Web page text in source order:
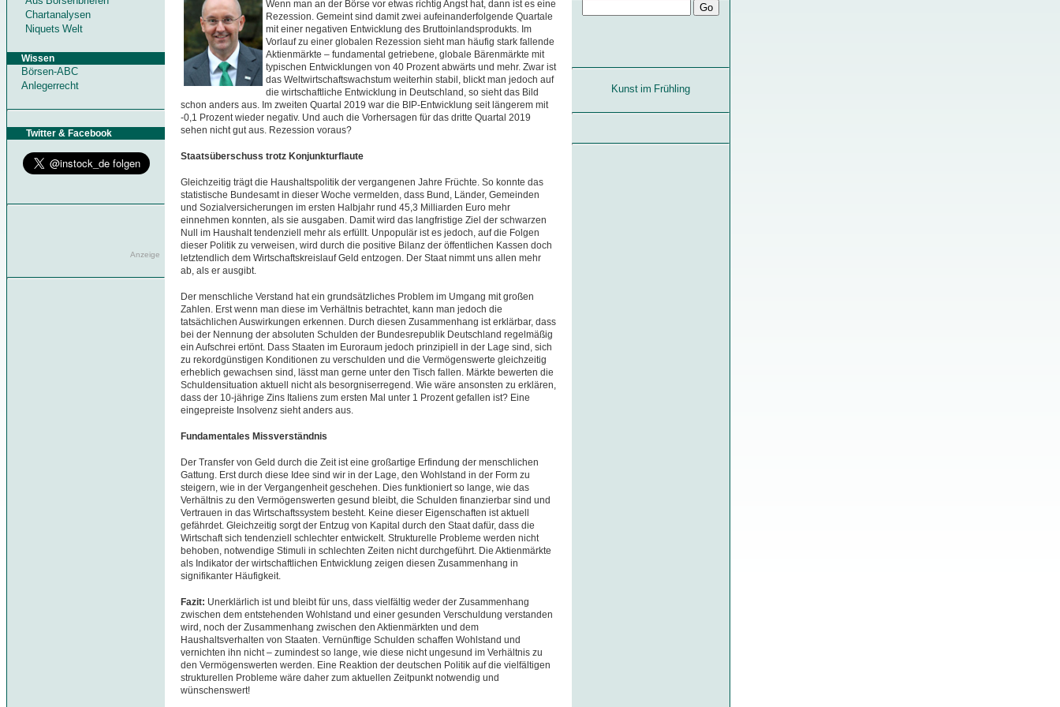
Chartanalysen
Niquets Welt
Wissen
Börsen-ABC
Anlegerrecht
Twitter & Facebook
Anzeige
Kunst im Frühling
Wenn man an der Börse vor etwas richtig Angst hat, dann ist es eine
Rezession. Gemeint sind damit zwei aufeinanderfolgende Quartale
mit einer negativen Entwicklung des Bruttoinlandsprodukts. Im
Vorlauf zu einer globalen Rezession sieht man häufig stark fallende
Aktienmärkte – fundamental getriebene, globale Bärenmärkte mit
typischen Entwicklungen von 40 Prozent abwärts und mehr. Zwar ist
das Weltwirtschaftswachstum weiterhin stabil, blickt man jedoch auf
die wirtschaftliche Entwicklung in Deutschland, so sieht das Bild
schon anders aus. Im zweiten Quartal 2019 war die BIP-Entwicklung seit längerem mit
-0,1 Prozent wieder negativ. Und auch die Vorhersagen für das dritte Quartal 2019
sehen nicht gut aus. Rezession voraus?
Staatsüberschuss trotz Konjunkturflaute
Gleichzeitig trägt die Haushaltspolitik der vergangenen Jahre Früchte. So konnte das
statistische Bundesamt in dieser Woche vermelden, dass Bund, Länder, Gemeinden
und Sozialversicherungen im ersten Halbjahr rund 45,3 Milliarden Euro mehr
einnehmen konnten, als sie ausgaben. Damit wird das langfristige Ziel der schwarzen
Null im Haushalt tendenziell mehr als erfüllt. Unpopulär ist es jedoch, auf die Folgen
dieser Politik zu verweisen, wird durch die positive Bilanz der öffentlichen Kassen doch
letztendlich dem Wirtschaftskreislauf Geld entzogen. Der Staat nimmt uns allen mehr
ab, als er ausgibt.
Der menschliche Verstand hat ein grundsätzliches Problem im Umgang mit großen
Zahlen. Erst wenn man diese im Verhältnis betrachtet, kann man jedoch die
tatsächlichen Auswirkungen erkennen. Durch diesen Zusammenhang ist erklärbar, dass
bei der Nennung der absoluten Schulden der Bundesrepublik Deutschland regelmäßig
ein Aufschrei ertönt. Dass Staaten im Euroraum jedoch prinzipiell in der Lage sind, sich
zu rekordgünstigen Konditionen zu verschulden und die Vermögenswerte gleichzeitig
erheblich gewachsen sind, lässt man gerne unter den Tisch fallen. Märkte bewerten die
Schuldensituation aktuell nicht als besorgniserregend. Wie wäre ansonsten zu erklären,
dass der 10-jährige Zins Italiens zum ersten Mal unter 1 Prozent gefallen ist? Eine
eingepreiste Insolvenz sieht anders aus.
Fundamentales Missverständnis
Der Transfer von Geld durch die Zeit ist eine großartige Erfindung der menschlichen
Gattung. Erst durch diese Idee sind wir in der Lage, den Wohlstand in der Form zu
steigern, wie in der Vergangenheit geschehen. Dies funktioniert so lange, wie das
Verhältnis zu den Vermögenswerten gesund bleibt, die Schulden finanzierbar sind und
Vertrauen in das Wirtschaftssystem besteht. Keine dieser Eigenschaften ist aktuell
gefährdet. Gleichzeitig sorgt der Entzug von Kapital durch den Staat dafür, dass die
Wirtschaft sich tendenziell schlechter entwickelt. Strukturelle Probleme werden nicht
behoben, notwendige Stimuli in schlechten Zeiten nicht durchgeführt. Die Aktienmärkte
als Indikator der wirtschaftlichen Entwicklung zeigen diesen Zusammenhang in
signifikanter Häufigkeit.
Fazit: Unerklärlich ist und bleibt für uns, dass vielfältig weder der Zusammenhang
zwischen dem entstehenden Wohlstand und einer gesunden Verschuldung verstanden
wird, noch der Zusammenhang zwischen den Aktienmärkten und dem
Haushaltsverhalten von Staaten. Vernünftige Schulden schaffen Wohlstand und
vernichten ihn nicht – zumindest so lange, wie diese nicht ungesund im Verhältnis zu
den Vermögenswerten werden. Eine Reaktion der deutschen Politik auf die vielfältigen
strukturellen Probleme wäre daher zum aktuellen Zeitpunkt notwendig und
wünschenswert!